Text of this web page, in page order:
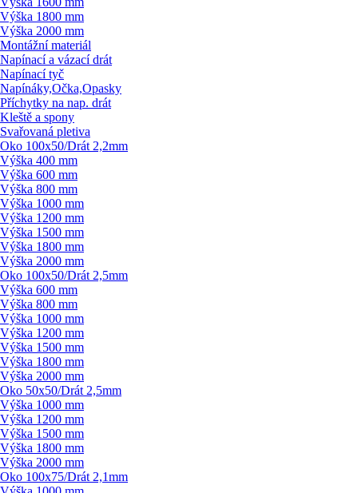
Výška 1800 mm
Výška 2000 mm
Montážní materiál
Napínací a vázací drát
Napínací tyč
Napínáky,Očka,Opasky
Příchytky na nap. drát
Kleště a spony
Svařovaná pletiva
Oko 100x50/Drát 2,2mm
Výška 400 mm
Výška 600 mm
Výška 800 mm
Výška 1000 mm
Výška 1200 mm
Výška 1500 mm
Výška 1800 mm
Výška 2000 mm
Oko 100x50/Drát 2,5mm
Výška 600 mm
Výška 800 mm
Výška 1000 mm
Výška 1200 mm
Výška 1500 mm
Výška 1800 mm
Výška 2000 mm
Oko 50x50/Drát 2,5mm
Výška 1000 mm
Výška 1200 mm
Výška 1500 mm
Výška 1800 mm
Výška 2000 mm
Oko 100x75/Drát 2,1mm